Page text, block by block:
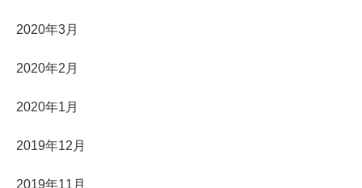
2020年3月
2020年2月
2020年1月
2019年12月
2019年11月